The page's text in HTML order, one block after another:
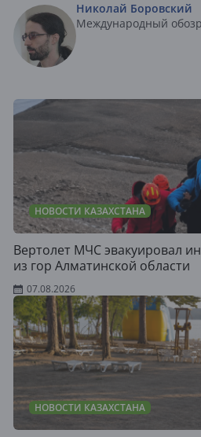
Николай Боровский
Международный
НОВОСТИ КАЗАХСТАНА
Вертолет МЧС эвакуировал
из гор Алматинской области
07.08.2026
НОВОСТИ КАЗАХСТАНА